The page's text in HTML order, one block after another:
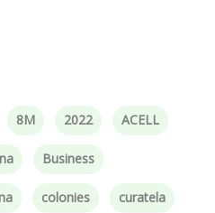
8M 2022 ACELL
Business
colonies curatela